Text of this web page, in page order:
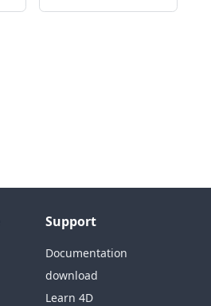
Support
Documentation
download
Learn 4D